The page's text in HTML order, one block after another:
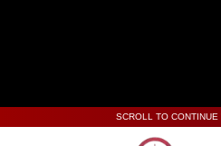
SCROLL TO CONTINUE